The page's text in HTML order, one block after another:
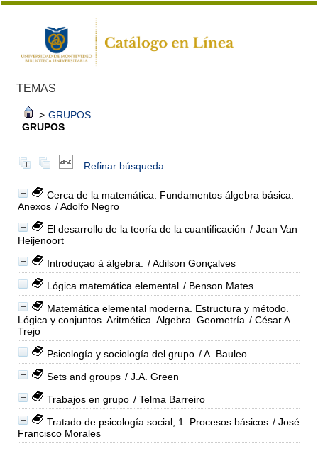
TEMAS
> GRUPOS
GRUPOS
Refinar búsqueda
Cerca de la matemática. Fundamentos álgebra básica.
Anexos / Adolfo Negro
El desarrollo de la teoría de la cuantificación / Jean Van
Heijenoort
Introduçao à álgebra.
/ Adilson Gonçalves
Lógica matemática elemental / Benson Mates
Matemática elemental moderna. Estructura y método.
Lógica y conjuntos. Aritmética. Algebra. Geometría / César A.
Trejo
Psicología y sociología del grupo / A. Bauleo
Sets and groups / J.A. Green
Trabajos en grupo / Telma Barreiro
Tratado de psicología social, 1. Procesos básicos / José
Francisco Morales